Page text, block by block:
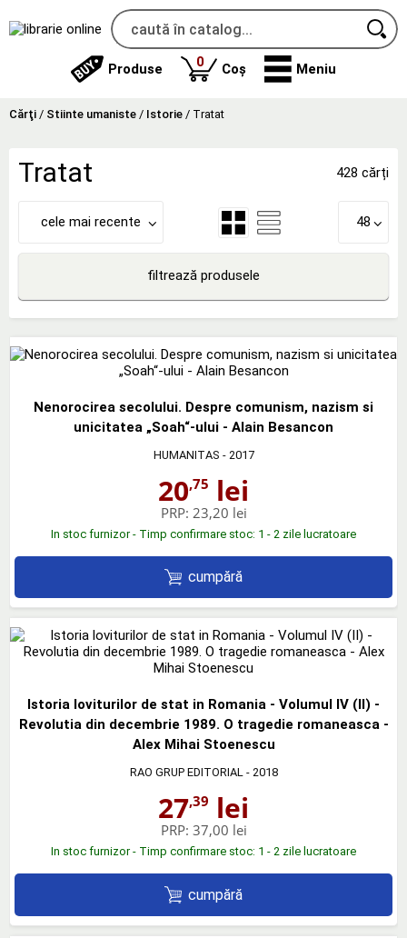
Produse 0produse
Coș Meniu
Cărţi / Stiinte umaniste / Istorie / Tratat
Tratat 428 cărți
cele mai recente 48
filtrează produsele
Nenorocirea secolului. Despre comunism, nazism si
unicitatea „Soah“-ului - Alain Besancon
HUMANITAS - 2017
20,75 lei
PRP: 23,20 lei
In stoc furnizor - Timp confirmare stoc: 1 - 2 zile lucratoare
cumpără
Istoria loviturilor de stat in Romania - Volumul IV (II) -
Revolutia din decembrie 1989. O tragedie romaneasca -
Alex Mihai Stoenescu
RAO GRUP EDITORIAL- 2018
27,39 lei
PRP: 37,00 lei
In stoc furnizor - Timp confirmare stoc: 1 - 2 zile lucratoare
cumpără